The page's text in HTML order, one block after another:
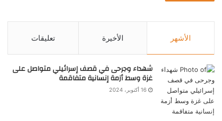
الأشهر الأخيرة تعليقات
شهداء وجرحى في قصف إسرائيلي متواصل على
غزة وسط أزمة إنسانية متفاقمة
16 أكتوبر، 2024